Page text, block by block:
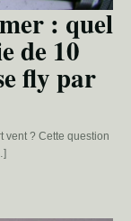
: quel
de 10
fly par
vent ? Cette question